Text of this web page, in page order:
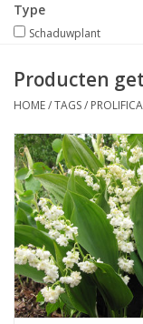
Onze tuinen!
Sterke Bollen Dagen
Type
Schaduwplant
Producten
HOME/TAGS/